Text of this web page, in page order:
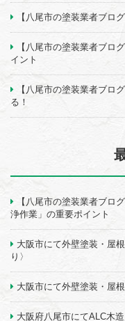
【八尾市の塗装業者ブロ
【八尾市の塗装業者ブロ
イント
【八尾市の塗装業者ブロ
る！
【八尾市の塗装業者ブロ
浄作業」の重要ポイント
大阪市にて外壁塗装・屋
り〉
大阪市にて外壁塗装・屋
大阪府八尾市にてALC木